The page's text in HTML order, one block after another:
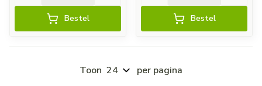
Bestel Bestel
Toon per pagina